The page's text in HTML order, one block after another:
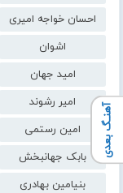
احسان خواجه امیری
اشوان
امید جهان
امیر رشوند
امین رستمی
بابک جهانبخش
بنیامین بهادری
آهنـگ بعدی